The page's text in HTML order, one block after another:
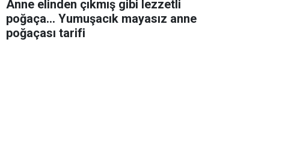
Anne elinden çıkmış gibi lezzetli
poğaça... Yumuşacık mayasız anne
poğaçası tarifi